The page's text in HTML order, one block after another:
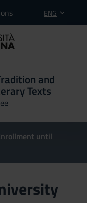
ENG
and
Texts
until